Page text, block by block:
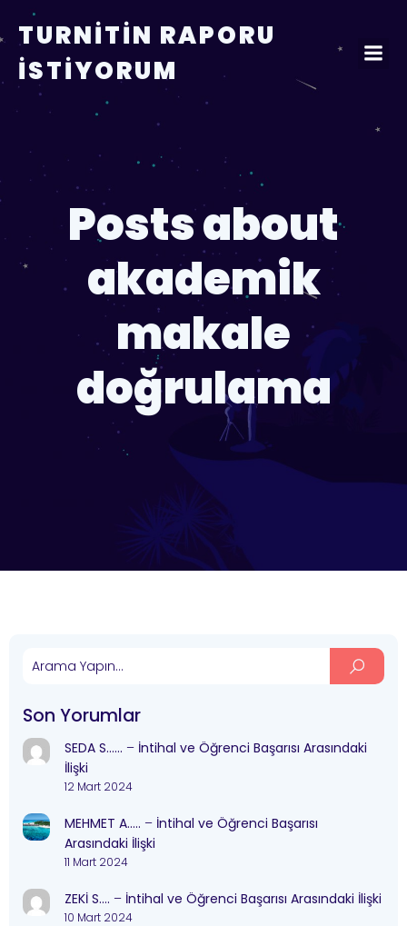
TURNITIN RAPORU
İSTIYORUM
Posts about
akademik
makale
doğrulama
Son Yorumlar
SEDA S…… – İntihal ve Öğrenci Başarısı Arasındaki
İlişki
12 Mart 2024
MEHMET A….. – İntihal ve Öğrenci Başarısı
Arasındaki İlişki
11 Mart 2024
ZEKİ S…. – İntihal ve Öğrenci Başarısı Arasındaki İlişki
10 Mart 2024